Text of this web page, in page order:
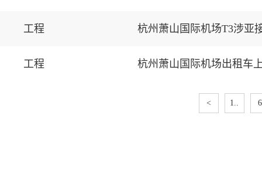
工程 杭州萧山国际机场T3涉亚
工程 杭州萧山国际机场出租车
< 1.. 6